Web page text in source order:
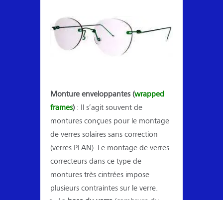
Monture enveloppantes (wrapped
frames): Il s’agit souvent de
montures conçues pour le montage
de verres solaires sans correction
(verres PLAN). Le montage de verres
correcteurs dans ce type de
montures très cintrées impose
plusieurs contraintes sur le verre.